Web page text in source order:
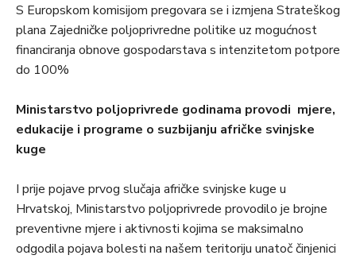
S Europskom komisijom pregovara se i izmjena Strateškog
plana Zajedničke poljoprivredne politike uz mogućnost
financiranja obnove gospodarstava s intenzitetom potpore
do 100%
Ministarstvo poljoprivrede godinama provodi mjere,
edukacije i programe o suzbijanju afričke svinjske
kuge
I prije pojave prvog slučaja afričke svinjske kuge u
Hrvatskoj, Ministarstvo poljoprivrede provodilo je brojne
preventivne mjere i aktivnosti kojima se maksimalno
odgodila pojava bolesti na našem teritoriju unatoč činjenici